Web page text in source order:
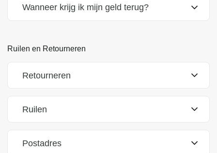
Wanneer krijg ik mijn geld terug?
Ruilen en Retourneren
Retourneren
Ruilen
Postadres